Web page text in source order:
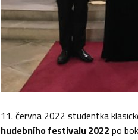
11. června 2022 studentka
hudebního festivalu 2022po